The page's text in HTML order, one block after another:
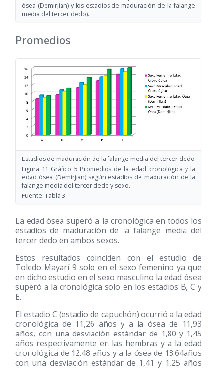
ósea (Demirjian) y los estadios de maduración de la falange
media del tercer dedo).
Promedios
Estadios de maduración de la falange media del tercer dedo
Figura 11 Gráfico 5 Promedios de la edad cronológica y la
edad ósea (Demirjian) según estadios de maduración de la
falange media del tercer dedo y sexo.
Fuente: Tabla 3.
La edad ósea superó a la cronológica en todos los
estadios de maduración de la falange media del
tercer dedo en ambos sexos.
Estos resultados coinciden con el estudio de
Toledo Mayarí 9 solo en el sexo femenino ya que
en dicho estudio en el sexo masculino la edad ósea
superó a la cronológica solo en los estadios B, C y
E.
El estadio C (estadio de capuchón) ocurrió a la edad
cronológica de 11,26 años y a la ósea de 11,93
años, con una desviación estándar de 1,80 y 1,45
años respectivamente en las hembras y a la edad
cronológica de 12.48 años y a la ósea de 13.64años
con una desviación estándar de 1,41 y 1,25 años